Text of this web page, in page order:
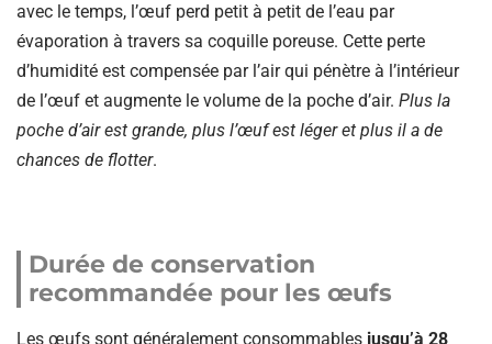
avec le temps, l’œuf perd petit à petit de l’eau par
évaporation à travers sa coquille poreuse. Cette perte
d’humidité est compensée par l’air qui pénètre à l’intérieur
de l’œuf et augmente le volume de la poche d’air. Plus la
poche d’air est grande, plus l’œuf est léger et plus il a de
chances de flotter.
Durée de conservation
recommandée pour les œufs
Les œufs sont généralement consommables jusqu’à 28